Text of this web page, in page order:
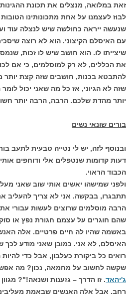
זאת במלואה, מנצלים את תכונת ההגינות
לבוז לעצמנו על אחת מתכונותינו הטובות
שנעשה ייראה כחולשה שיש לנצלה עוד
עם האיסלם הקיצוני. הוא לא רוצה
שיצייתו לו. הוא חושב שיש לו זכות,
את הכללים, לא רק למוסלמים, כי אם
להתבטא בכנות, חושבים שזה קצת יותר
שזה לא הגיוני, אז כל מה שאני יכול
יותר מהדת שלכם. הרבה, הרבה יותר
בורים שונאי נשים
ובנוסף לזה, יש לי נטייה טבעית לתעב
דעות קדומות שנטפלים אלי ודוחפים
הכבוד הראוי.
ולפני שמישהו יאשים אותי שוב שאני
תתבגרו, בבקשה. אני לא צריך להעליב
הרבה מוסלמים שרוצים לעשות עבורי
שהם חוגרים על עצמם חגורת נפץ או
באשמה שהיו לה חיים פרטיים. אלה
האיסלם, לא אני. כמובן שאני מודע לכך
רואים כל ביקורת כעלבון, אבל כדי
שקשה לחשוב על מחמאה, נכון? מה
ג'יהאד. זו הדרך – גזענות ושנאה!"?
רחב. אבל אלה האנשים שבאמת